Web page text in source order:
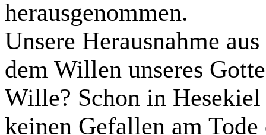
herausgenommen.
Unsere Herausnahme
dem Willen unseres
Wille? Schon in Hesekiel
keinen Gefallen am